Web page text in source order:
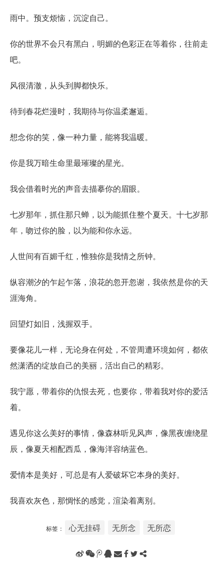
雨中。预支烦恼，沉淀自己。
你的世界不会只有黑白，明媚的色彩正在等着你，往前走
吧。
风很清澈，从头到脚都快乐。
待到春花烂漫时，我期待与你温柔邂逅。
想念你的笑，像一种力量，能将我温暖。
你是我万暗生命里最璀璨的星光。
我会借着时光的声音去描摹你的眉眼。
七岁那年，抓住那只蝉，以为能抓住整个夏天。十七岁那
年，吻过你的脸，以为能和你永远。
人世间有百媚千红，惟独你是我情之所钟。
纵容潮汐的乍起乍落，浪花的忽开忽谢，我依然是你的天
涯海角。
回望灯如旧，浅握双手。
要像花儿一样，无论身在何处，不管周遭环境如何，都依
然潇洒的绽放自己的美丽，活出自己的精彩。
我宁愿，带着你的仇恨去死，也要你，带着我对你的爱活
着。
遇见你这么美好的事情，像森林听见风声，像黑夜缠绕星
辰，像夏天相配西瓜，像海洋容纳蓝色。
爱情本是美好，可总是有人爱破坏它本身的美好。
我喜欢灰色，那惆怅的感觉，渲染着离别。
标签： 心无挂碍 无所念 无所恋